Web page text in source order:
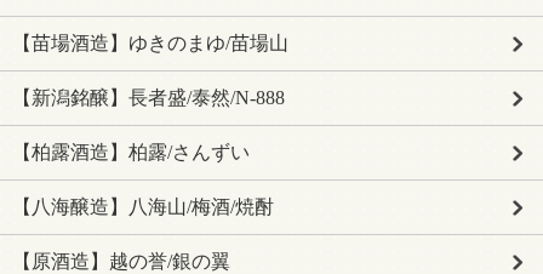
【苗場酒造】ゆきのまゆ/苗場山
【新潟銘醸】長者盛/泰然/N-888
【柏露酒造】柏露/さんずい
【八海醸造】八海山/梅酒/焼酎
【原酒造】越の誉/銀の翼